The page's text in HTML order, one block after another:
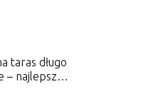
taras długo
– najlepsze